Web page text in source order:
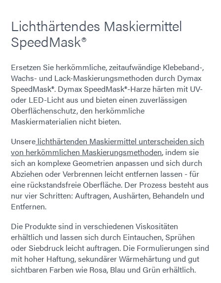
Lichthärtendes Maskiermittel
SpeedMask®
Ersetzen Sie herkömmliche, zeitaufwändige Klebeband-,
Wachs- und Lack-Maskierungsmethoden durch Dymax
SpeedMask®. Dymax SpeedMask®-Harze härten mit UV-
oder LED-Licht aus und bieten einen zuverlässigen
Oberflächenschutz, den herkömmliche
Maskiermaterialien nicht bieten.
Unsere lichthärtenden Maskiermittel unterscheiden sich
von herkömmlichen Maskierungsmethoden, indem sie
sich an komplexe Geometrien anpassen und sich durch
Abziehen oder Verbrennen leicht entfernen lassen - für
eine rückstandsfreie Oberfläche. Der Prozess besteht aus
nur vier Schritten: Auftragen, Aushärten, Behandeln und
Entfernen.
Die Produkte sind in verschiedenen Viskositäten
erhältlich und lassen sich durch Eintauchen, Sprühen
oder Siebdruck leicht auftragen. Die Formulierungen sind
mit hoher Haftung, sekundärer Wärmehärtung und gut
sichtbaren Farben wie Rosa, Blau und Grün erhältlich.